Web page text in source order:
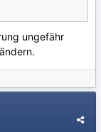
ungefähr